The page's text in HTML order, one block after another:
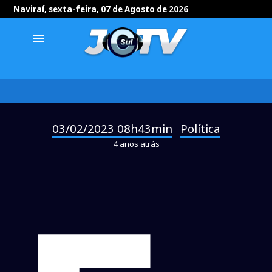
Naviraí, sexta-feira, 07 de Agosto de 2026
menu
03/02/2023 08h43min Política
4 anos atrás